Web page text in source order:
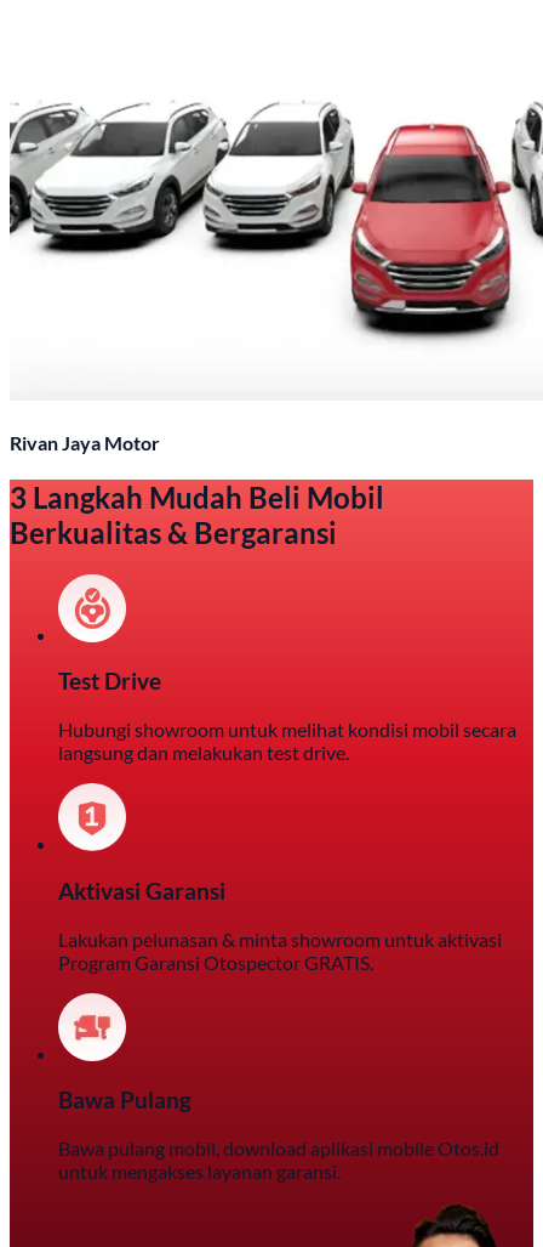
Rivan Jaya Motor
3 Langkah Mudah Beli Mobil
Berkualitas & Bergaransi
Test Drive
Hubungi showroom untuk melihat kondisi mobil secara
langsung dan melakukan test drive.
Aktivasi Garansi
Lakukan pelunasan & minta showroom untuk aktivasi
Program Garansi Otospector GRATIS.
Bawa Pulang
Bawa pulang mobil, download aplikasi mobile Otos.id
untuk mengakses layanan garansi.